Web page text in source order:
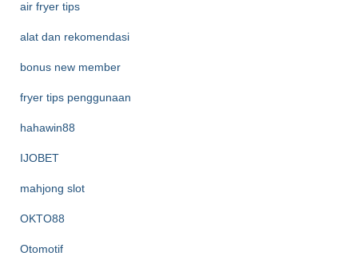
air fryer tips
alat dan rekomendasi
bonus new member
fryer tips penggunaan
hahawin88
IJOBET
mahjong slot
OKTO88
Otomotif